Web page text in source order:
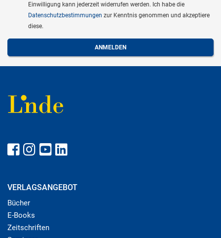
Einwilligung kann jederzeit widerrufen werden. Ich habe die
Datenschutzbestimmungen zur Kenntnis genommen und akzeptiere
diese.
VERLAGSANGEBOT
Bücher
E-Books
Zeitschriften